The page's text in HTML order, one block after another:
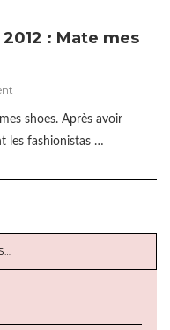
: Mate mes
shoes. Après avoir
les fashionistas …